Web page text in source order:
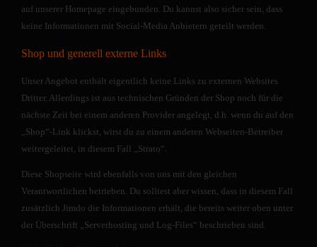
auf unserer Homepage eingebunden. Du kannst also sicher sein, dass
keine Informationen mit Social-Media Anbietern geteilt werden.
Shop und generell externe Links
Unser Angebot enthält eigentlich keine Links zu externen Websites
Dritter. Allerdings ist aus technischen Gründen der Shop noch für die
nächste Zeit bei einem anderen Provider angelegt, d.h. wenn du auf den
„Shop“-Link klickst, wirst du zu einem anderen Webseiten-Betreiber
weitergeleitet, in diesem Fall „Strato“.
Diese Shopseite wird ebenfalls von uns mit den gleichen
Verantwortlichen betrieben. Du solltest aber wissen, dass in diesem Fall
zusätzlich Jimdo die Informationen erhält, die bereits weiter oben unter
der Überschrift „Serverhosting und Log-Files“ beschrieben sind.
Di
es
C
o
ki
es
si
n
ni
c
ht
o